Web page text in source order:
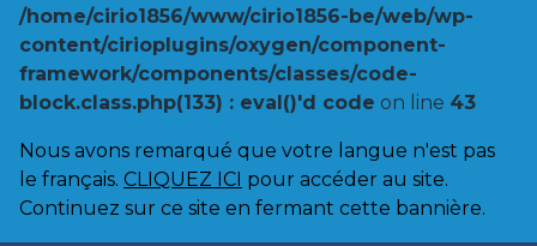
/home/cirio1856/www/cirio1856-be/web/wp-
content/cirioplugins/oxygen/component-
framework/components/classes/code-
block.class.php(133) : eval()'d code on line 43
Nous avons remarqué que votre langue n'est pas
le français. CLIQUEZ ICI pour accéder au site.
Continuez sur ce site en fermant cette bannière.